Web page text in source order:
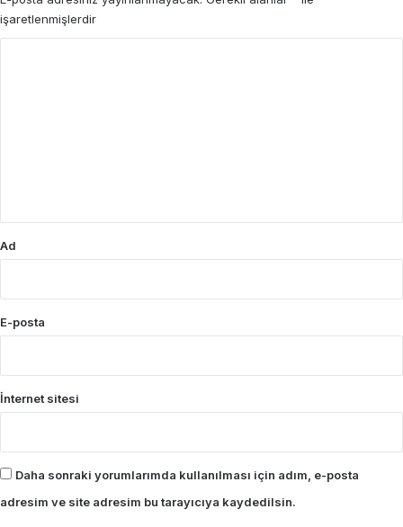
işaretlenmişlerdir
Ad
E-posta
İnternet sitesi
Daha sonraki yorumlarımda kullanılması için adım, e-posta
adresim ve site adresim bu tarayıcıya kaydedilsin.